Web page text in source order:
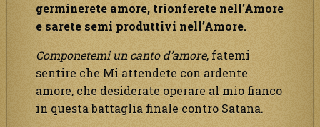
germinerete amore, trionferete nell’Amore
e sarete semi produttivi nell’Amore.
Componetemi un canto d’amore, fatemi
sentire che Mi attendete con ardente
amore, che desiderate operare al mio fianco
in questa battaglia finale contro Satana.